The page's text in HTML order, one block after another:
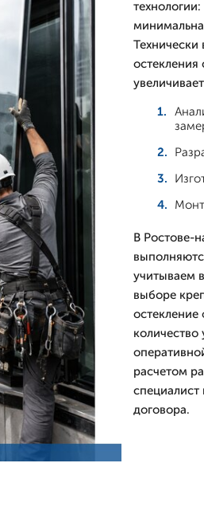
В Ростове-
учитываем
выборе
расчетом
специалист
договора.